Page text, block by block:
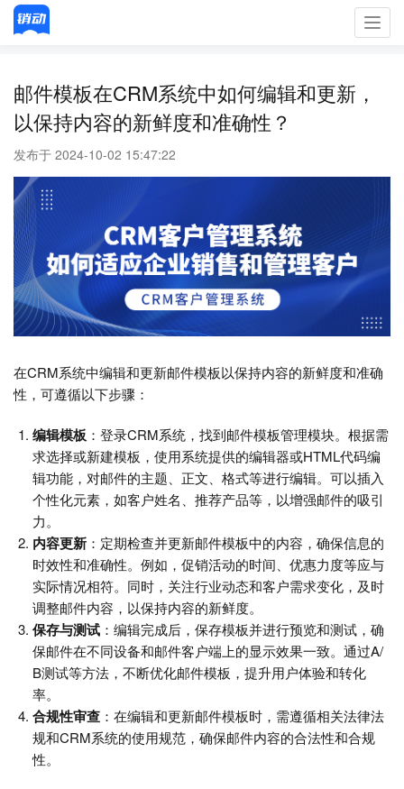
邮件模板在CRM系统中如何编辑和更新，
以保持内容的新鲜度和准确性？
发布于 2024-10-02 15:47:22
在CRM系统中编辑和更新邮件模板以保持内容的新鲜度和准确
性，可遵循以下步骤：
编辑模板 ：登录CRM系统，找到邮件模板管理模块。根据需
求选择或新建模板，使用系统提供的编辑器或HTML代码编
辑功能，对邮件的主题、正文、格式等进行编辑。可以插入
个性化元素，如客户姓名、推荐产品等，以增强邮件的吸引
力。
内容更新 ：定期检查并更新邮件模板中的内容，确保信息的
时效性和准确性。例如，促销活动的时间、优惠力度等应与
实际情况相符。同时，关注行业动态和客户需求变化，及时
调整邮件内容，以保持内容的新鲜度。
保存与测试 ：编辑完成后，保存模板并进行预览和测试，确
保邮件在不同设备和邮件客户端上的显示效果一致。通过A/
B测试等方法，不断优化邮件模板，提升用户体验和转化
率。
合规性审查 ：在编辑和更新邮件模板时，需遵循相关法律法
规和CRM系统的使用规范，确保邮件内容的合法性和合规
性。